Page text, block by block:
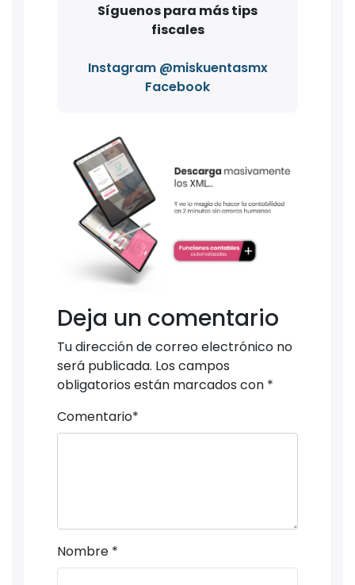
Síguenos para más tips
fiscales
Instagram @miskuentasmx
Facebook
Deja un comentario
Tu dirección de correo electrónico no
será publicada. Los campos
obligatorios están marcados con *
Comentario*
Nombre *